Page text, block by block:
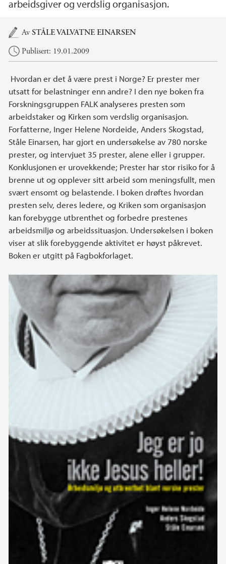
arbeidsgiver og verdslig organisasjon.
Hovedinnhold
AvSTÅLE VALVATNE EINARSEN
Publisert: 19.01.2009
Hvordan er det å være prest i Norge? Er prester mer
utsatt for belastninger enn andre? I den nye boken fra
Forskningsgruppen FALK analyseres presten som
arbeidstaker og Kirken som verdslig organisasjon.
Forfatterne, Inger Helene Nordeide, Anders Skogstad,
Ståle Einarsen, har gjort en undersøkelse av 780 norske
prester, og intervjuet 35 prester, alene eller i grupper.
Konklusjonen er urovekkende; Prester har stor risiko for å
brenne ut og opplever sitt arbeid som meningsfullt, men
svært ensomt og belastende. I boken drøftes hvordan
presten selv, deres ledere, og Kriken som organisasjon
kan forebygge utbrenthet og forbedre prestenes
arbeidsmiljø og arbeidssituasjon. Undersøkelsen i boken
viser at slik forebyggende aktivitet er høyst påkrevet.
Boken er utgitt på Fagbokforlaget.